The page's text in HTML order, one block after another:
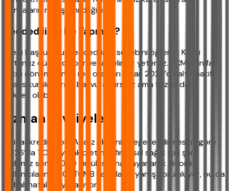
bankaların risk iştahı değişir.
Reddedilirse Ne Yapmalı?
Kredi başvurunuz reddedilirse sebebini öğrenin. Kredi
notunuz düşük olabilir veya geliriniz yetersiz. TCMB’nin faiz
artışı dönemlerinde red oranları artar. 2026’da alternatif
finans kuruluşlarına başvurabilirsiniz ama faizler daha
yüksek olabilir.
Uzman Tavsiyeleri
ihtiyackredisi.com Analiz Ekibi’nin değerlendirmesine göre
2026’da TCMB’yi takip etmek finansal sağlık için şart.
Ekibimiz son 10.000 simülasyona dayanarak diyor ki:
Kullanıcıların %60’ı TCMB kararlarını yanlış yorumluyor, bu da
pahalı hatalara yol açıyor.